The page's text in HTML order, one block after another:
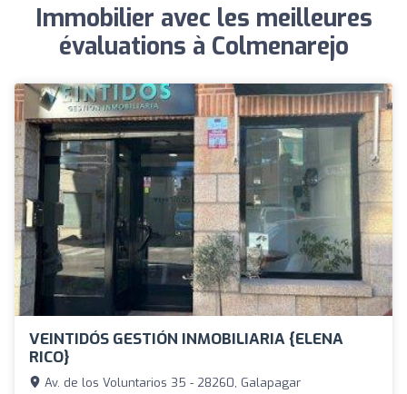
Immobilier avec les meilleures
évaluations à Colmenarejo
VEINTIDÓS GESTIÓN INMOBILIARIA {ELENA
RICO}
Av. de los Voluntarios 35 - 28260, Galapagar